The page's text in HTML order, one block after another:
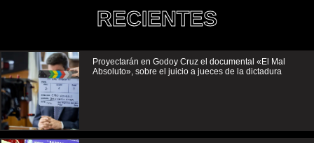
RECIENTES
Proyectarán en Godoy Cruz el documental «El Mal
Absoluto», sobre el juicio a jueces de la dictadura